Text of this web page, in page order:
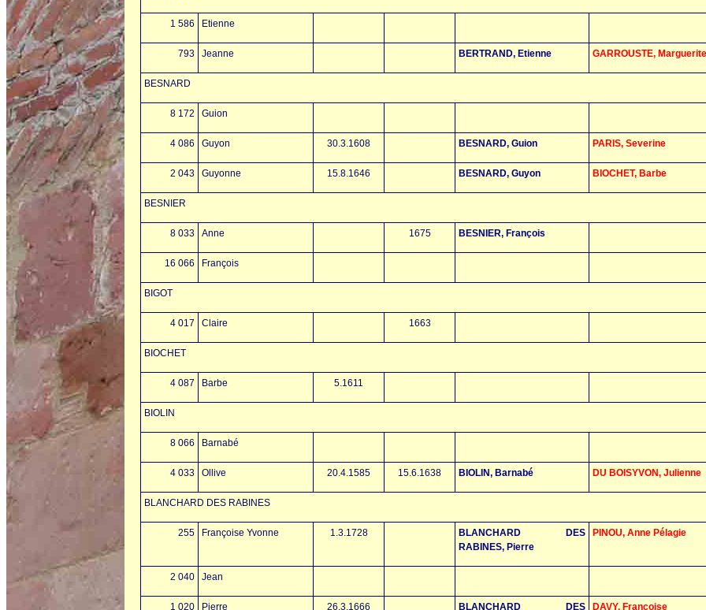
1 586 Etienne
793 Jeanne BERTRAND, Etienne GARROUSTE, Marguerite
BESNARD
8 172 Guion
4 086 Guyon 30.3.1608 BESNARD, Guion PARIS, Severine
2 043 Guyonne 15.8.1646 BESNARD, Guyon BIOCHET, Barbe
BESNIER
8 033 Anne 1675 BESNIER, François
16 066 François
BIGOT
4 017 Claire 1663
BIOCHET
4 087 Barbe 5.1611
BIOLIN
8 066 Barnabé
4 033 Ollive 20.4.1585 15.6.1638 BIOLIN, Barnabé DU BOISYVON, Julienne
BLANCHARD DES RABINES
255 Françoise Yvonne 1.3.1728
BLANCHARD DES
RABINES, Pierre
PINOU, Anne Pélagie
2 040 Jean
1 020 Pierre 26.3.1666 BLANCHARD DES DAVY, Françoise